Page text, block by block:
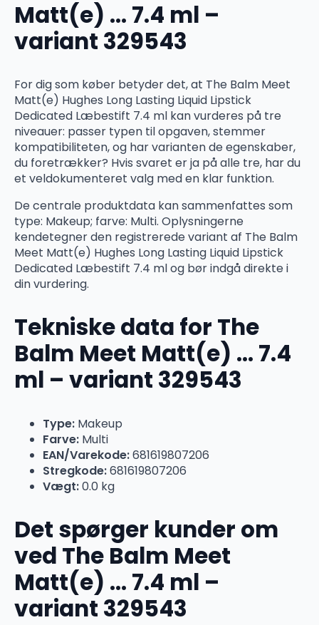
Matt(e) … 7.4 ml –
variant 329543
For dig som køber betyder det, at The Balm Meet
Matt(e) Hughes Long Lasting Liquid Lipstick
Dedicated Læbestift 7.4 ml kan vurderes på tre
niveauer: passer typen til opgaven, stemmer
kompatibiliteten, og har varianten de egenskaber,
du foretrækker? Hvis svaret er ja på alle tre, har du
et veldokumenteret valg med en klar funktion.
De centrale produktdata kan sammenfattes som
type: Makeup; farve: Multi. Oplysningerne
kendetegner den registrerede variant af The Balm
Meet Matt(e) Hughes Long Lasting Liquid Lipstick
Dedicated Læbestift 7.4 ml og bør indgå direkte i
din vurdering.
Tekniske data for The
Balm Meet Matt(e) … 7.4
ml – variant 329543
Type: Makeup
Farve: Multi
EAN/Varekode:681619807206
Stregkode:681619807206
Vægt:0.0 kg
Det spørger kunder om
ved The Balm Meet
Matt(e) … 7.4 ml –
variant 329543